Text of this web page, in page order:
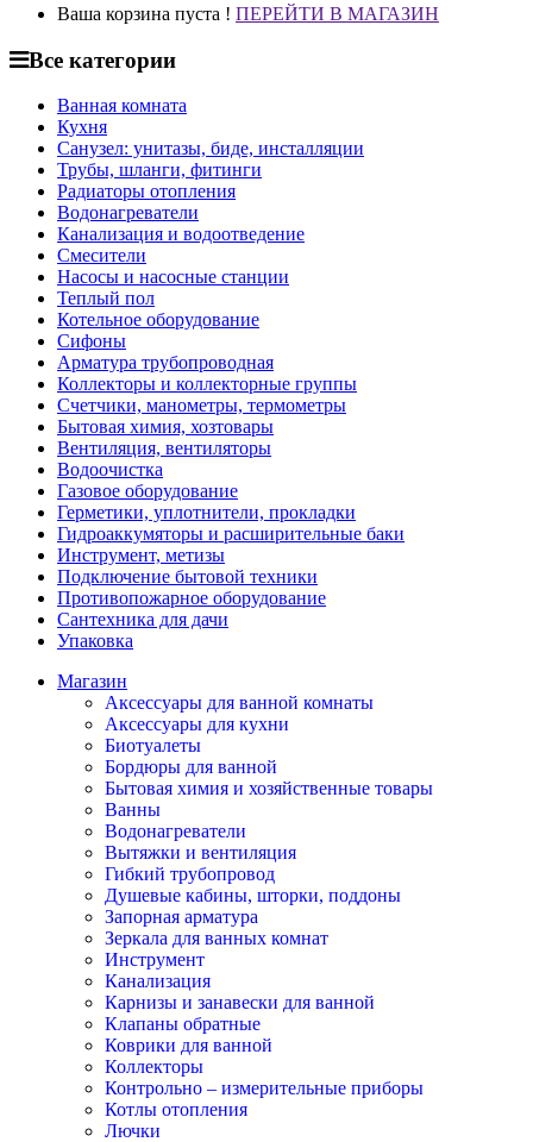
Ваша корзина пуста ! ПЕРЕЙТИ В МАГАЗИН
Все категории
Ванная комната
Кухня
Санузел: унитазы, биде, инсталляции
Трубы, шланги, фитинги
Радиаторы отопления
Водонагреватели
Канализация и водоотведение
Смесители
Насосы и насосные станции
Теплый пол
Котельное оборудование
Сифоны
Арматура трубопроводная
Коллекторы и коллекторные группы
Счетчики, манометры, термометры
Бытовая химия, хозтовары
Вентиляция, вентиляторы
Водоочистка
Газовое оборудование
Герметики, уплотнители, прокладки
Гидроаккумяторы и расширительные баки
Инструмент, метизы
Подключение бытовой техники
Противопожарное оборудование
Сантехника для дачи
Упаковка
Магазин
Аксессуары для ванной комнаты
Аксессуары для кухни
Биотуалеты
Бордюры для ванной
Бытовая химия и хозяйственные товары
Ванны
Водонагреватели
Вытяжки и вентиляция
Гибкий трубопровод
Душевые кабины, шторки, поддоны
Запорная арматура
Зеркала для ванных комнат
Инструмент
Канализация
Карнизы и занавески для ванной
Клапаны обратные
Коврики для ванной
Коллекторы
Контрольно – измерительные приборы
Котлы отопления
Лючки